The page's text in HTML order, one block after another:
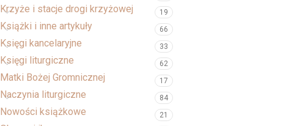
Krzyże i stacje drogi krzyżowej 19
Książki i inne artykuły 66
Księgi kancelaryjne 33
Księgi liturgiczne 62
Matki Bożej Gromnicznej 17
Naczynia liturgiczne 84
Nowości książkowe 21